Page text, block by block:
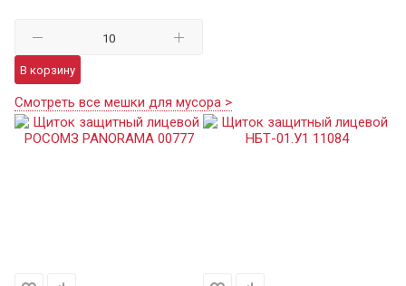
В корзину
Смотреть все мешки для мусора >